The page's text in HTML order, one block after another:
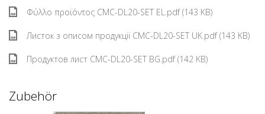
Φύλλο προϊόντος CMC-DL20-SET EL.pdf (143 KB)
Листок з описом продукції CMC-DL20-SET UK.pdf (143 KB)
Продуктов лист CMC-DL20-SET BG.pdf (142 KB)
Zubehör